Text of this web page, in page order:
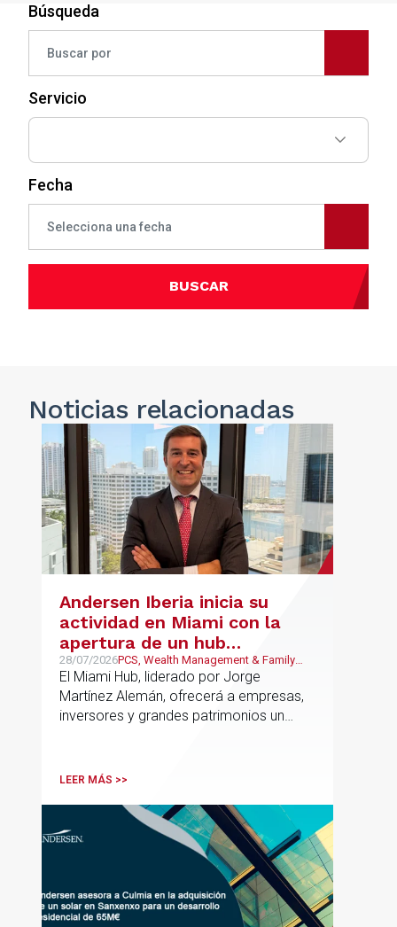
Búsqueda
Servicio
Fecha
BUSCAR
Noticiasrelacionadas
Andersen Iberia inicia su
actividad en Miami con la
apertura de un hub
estratégico para reforzar el
asesoramiento fiscal, legal y
patrimonial conectando
Europa y Latinoamérica
28/07/2026PCS, Wealth Management & Family
Business, Real Estate, Corporate and
M&A
El Miami Hub, liderado por Jorge
Martínez Alemán, ofrecerá a empresas,
inversores y grandes patrimonios un
Latinoamérica y otros mercados
LEER MÁS >>